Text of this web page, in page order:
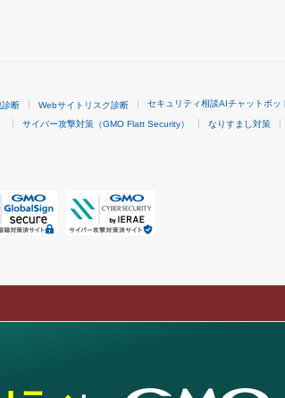
診断 Webサイトリスク診断 セキュリティ相談AIチャットボッ
サイバー攻撃対策（GMO Flatt Security） なりすまし対策